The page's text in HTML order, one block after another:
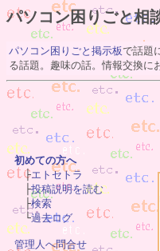
パソコン困りごと相
パソコン困りごと掲示板で話題
る話題。趣味の話。情報交換に
初めての方へ
├エトセトラ
├投稿説明を読む
├検索
└過去ログ
管理人へ問合せ